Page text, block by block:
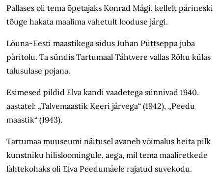
Pallases oli tema õpetajaks Konrad Mägi, kellelt pärineski
tõuge hakata maalima vahetult looduse järgi.
Lõuna-Eesti maastikega sidus Juhan Püttseppa juba
päritolu. Ta sündis Tartumaal Tähtvere vallas Rõhu külas
talusulase pojana.
Esimesed pildid Elva kandi vaadetega sünnivad 1940.
aastatel: „Talvemaastik Keeri järvega“ (1942), „Peedu
maastik“ (1943).
Tartumaa muuseumi näitusel avaneb võimalus heita pilk
kunstniku hilisloomingule, aega, mil tema maaliretkede
lähtekohaks oli Elva Peedumäele rajatud suvekodu.